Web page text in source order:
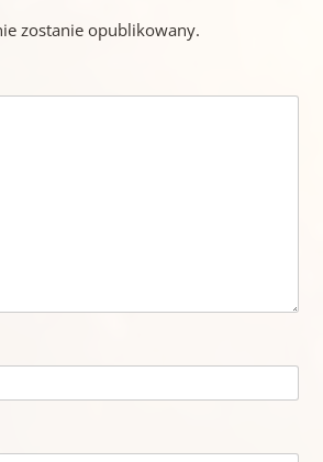
zostanie opublikowany.